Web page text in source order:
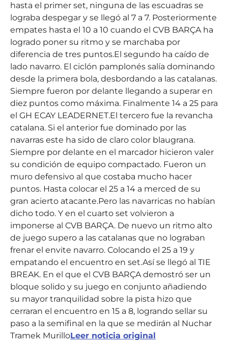
hasta el primer set, ninguna de las escuadras se
lograba despegar y se llegó al 7 a 7. Posteriormente
empates hasta el 10 a 10 cuando el CVB BARÇA ha
logrado poner su ritmo y se marchaba por
diferencia de tres puntos.El segundo ha caído de
lado navarro. El ciclón pamplonés salía dominando
desde la primera bola, desbordando a las catalanas.
Siempre fueron por delante llegando a superar en
diez puntos como máxima. Finalmente 14 a 25 para
el GH ECAY LEADERNET.El tercero fue la revancha
catalana. Si el anterior fue dominado por las
navarras este ha sido de claro color blaugrana.
Siempre por delante en el marcador hicieron valer
su condición de equipo compactado. Fueron un
muro defensivo al que costaba mucho hacer
puntos. Hasta colocar el 25 a 14 a merced de su
gran acierto atacante.Pero las navarricas no habían
dicho todo. Y en el cuarto set volvieron a
imponerse al CVB BARÇA. De nuevo un ritmo alto
de juego supero a las catalanas que no lograban
frenar el envite navarro. Colocando el 25 a 19 y
empatando el encuentro en set.Así se llegó al TIE
BREAK. En el que el CVB BARÇA demostró ser un
bloque solido y su juego en conjunto añadiendo
su mayor tranquilidad sobre la pista hizo que
cerraran el encuentro en 15 a 8, logrando sellar su
paso a la semifinal en la que se medirán al Nuchar
Tramek MurilloLeer noticia original